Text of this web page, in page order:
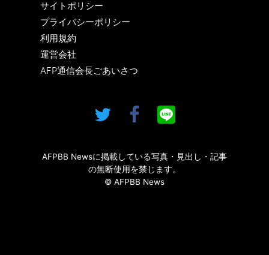
サイトポリシー
プライバシーポリシー
利用規約
運営会社
AFP通信会長ごあいさつ
AFPBB Newsに掲載している写真・見出し・記事
の無断使用を禁じます。
© AFPBB News